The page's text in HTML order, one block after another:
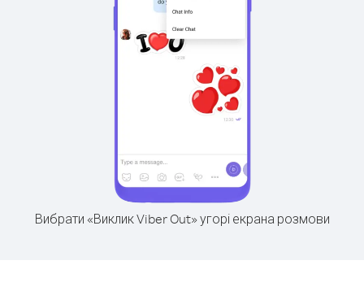
Вибрати «Виклик Viber Out» угорі екрана розмови